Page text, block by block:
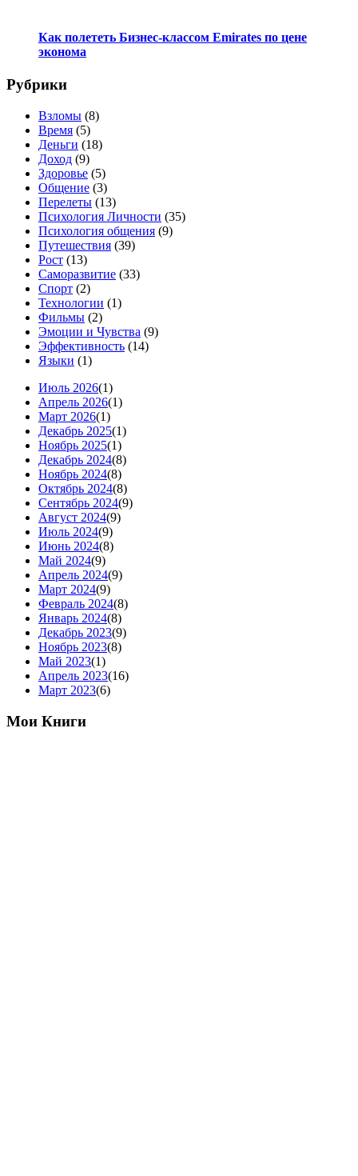
Как полететь Бизнес-классом Emirates по цене
эконома
Рубрики
Взломы (8)
Время (5)
Деньги (18)
Доход (9)
Здоровье (5)
Общение (3)
Перелеты (13)
Психология Личности (35)
Психология общения (9)
Путешествия (39)
Рост (13)
Саморазвитие (33)
Спорт (2)
Технологии (1)
Фильмы (2)
Эмоции и Чувства (9)
Эффективность (14)
Языки (1)
Июль 2026(1)
Апрель 2026(1)
Март 2026(1)
Декабрь 2025(1)
Ноябрь 2025(1)
Декабрь 2024(8)
Ноябрь 2024(8)
Октябрь 2024(8)
Сентябрь 2024(9)
Август 2024(9)
Июль 2024(9)
Июнь 2024(8)
Май 2024(9)
Апрель 2024(9)
Март 2024(9)
Февраль 2024(8)
Январь 2024(8)
Декабрь 2023(9)
Ноябрь 2023(8)
Май 2023(1)
Апрель 2023(16)
Март 2023(6)
Мои Книги